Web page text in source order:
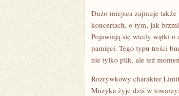
Dużo miejsca zajmuje
koncertach, o tym, jak
Pojawiają się wtedy wątki o
pamięci. Tego typu treści
nie tylko plik, ale też
Rozrywkowy charakter
Muzyka żyje dziś w